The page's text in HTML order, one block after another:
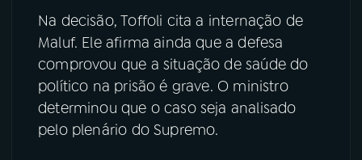
Na decisão, Toffoli cita a internação de
Maluf. Ele afirma ainda que a defesa
comprovou que a situação de saúde do
político na prisão é grave. O ministro
determinou que o caso seja analisado
pelo plenário do Supremo.